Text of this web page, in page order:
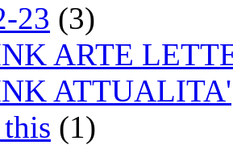
23 (3)
ARTE
ATTUALITA'
(1)